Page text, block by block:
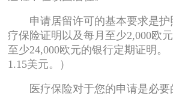
申请居留许可的基本要求是护
疗保险证明以及每月至少2,000欧
至少24,000欧元的银行定期证明。
1.15美元。）
医疗保险对于您的申请是必要